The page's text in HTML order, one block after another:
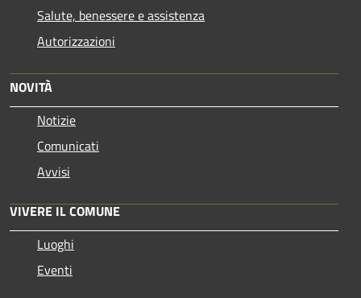
Salute, benessere e assistenza
Autorizzazioni
NOVITÀ
Notizie
Comunicati
Avvisi
VIVERE IL COMUNE
Luoghi
Eventi